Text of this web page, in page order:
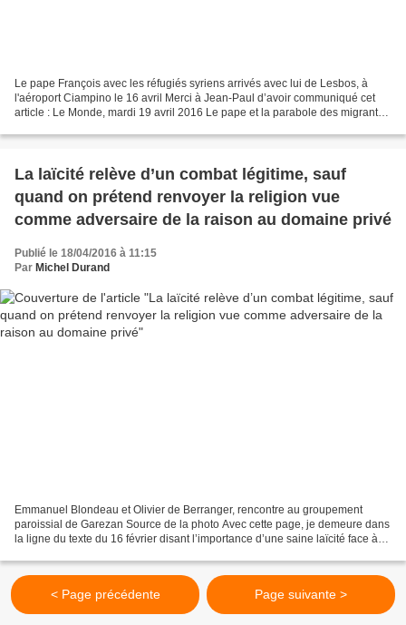
Le pape François avec les réfugiés syriens arrivés avec lui de Lesbos, à
l'aéroport Ciampino le 16 avril Merci à Jean-Paul d’avoir communiqué cet
article : Le Monde, mardi 19 avril 2016 Le pape et la parabole des migrants
La laïcité relève d’un combat légitime, sauf
quand on prétend renvoyer la religion vue
comme adversaire de la raison au domaine privé
Publié le 18/04/2016 à 11:15
Par Michel Durand
Emmanuel Blondeau et Olivier de Berranger, rencontre au groupement
paroissial de Garezan Source de la photo Avec cette page, je demeure dans
la ligne du texte du 16 février disant l’importance d’une saine laïcité face à
< Page précédente Page suivante >